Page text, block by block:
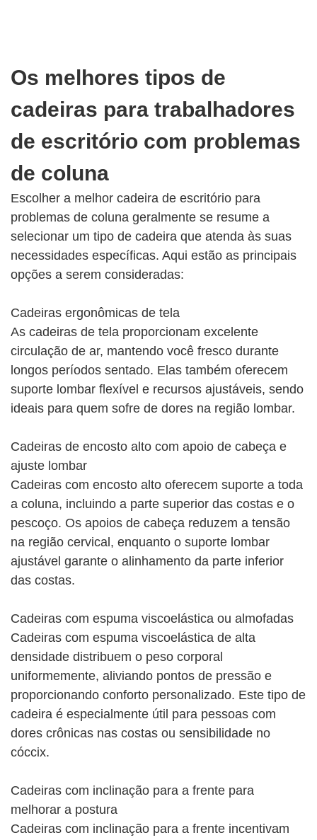
Os melhores tipos de
cadeiras para trabalhadores
de escritório com problemas
de coluna
Escolher a melhor cadeira de escritório para
problemas de coluna geralmente se resume a
selecionar um tipo de cadeira que atenda às suas
necessidades específicas. Aqui estão as principais
opções a serem consideradas:
Cadeiras ergonômicas de tela
As cadeiras de tela proporcionam excelente
circulação de ar, mantendo você fresco durante
longos períodos sentado. Elas também oferecem
suporte lombar flexível e recursos ajustáveis, sendo
ideais para quem sofre de dores na região lombar.
Cadeiras de encosto alto com apoio de cabeça e
ajuste lombar
Cadeiras com encosto alto oferecem suporte a toda
a coluna, incluindo a parte superior das costas e o
pescoço. Os apoios de cabeça reduzem a tensão
na região cervical, enquanto o suporte lombar
ajustável garante o alinhamento da parte inferior
das costas.
Cadeiras com espuma viscoelástica ou almofadas
Cadeiras com espuma viscoelástica de alta
densidade distribuem o peso corporal
uniformemente, aliviando pontos de pressão e
proporcionando conforto personalizado. Este tipo de
cadeira é especialmente útil para pessoas com
dores crônicas nas costas ou sensibilidade no
cóccix.
Cadeiras com inclinação para a frente para
melhorar a postura
Cadeiras com inclinação para a frente incentivam